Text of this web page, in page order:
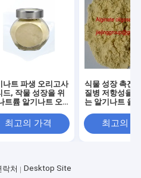
나트 파생 오리고사
드, 작물 성장을 위
트륨 알기나트 오
최고의 가격
식물 성장 촉진
질병 저항성을
는 알기나트 올
최고의
락처
Desktop Site